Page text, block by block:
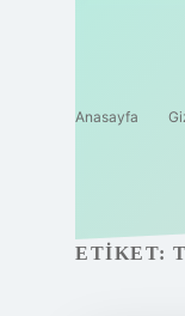
Anasayfa
ETIKET: